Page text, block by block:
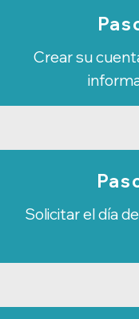
Crear su
Solicitar el día